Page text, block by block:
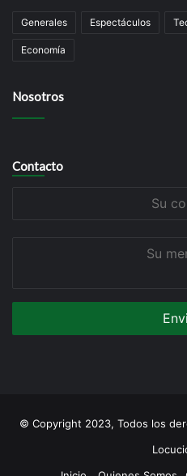
Generales Espectáculos
Economía
Nosotros
Contacto
© Copyright 2023, Todos los